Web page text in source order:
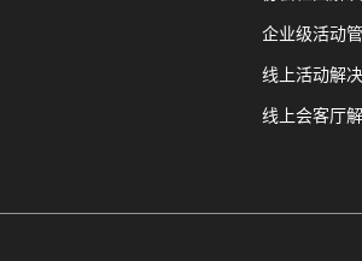
企业级活动
线上活动解
线上会客厅